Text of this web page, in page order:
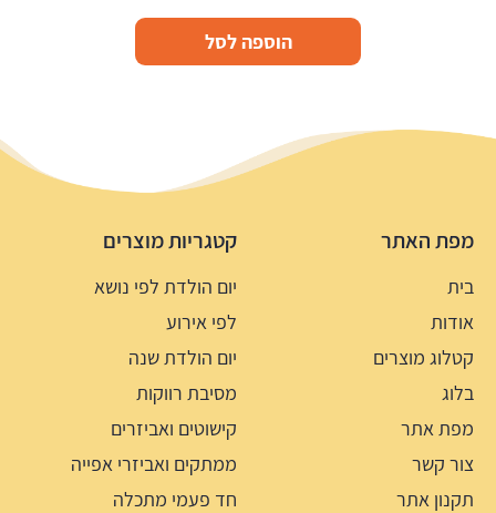
הוספה לסל
מפת האתר
בית
אודות
קטלוג מוצרים
בלוג
מפת אתר
צור קשר
תקנון אתר
קטגריות מוצרים
יום הולדת לפי נושא
לפי אירוע
יום הולדת שנה
מסיבת רווקות
קישוטים ואביזרים
ממתקים ואביזרי אפייה
חד פעמי מתכלה